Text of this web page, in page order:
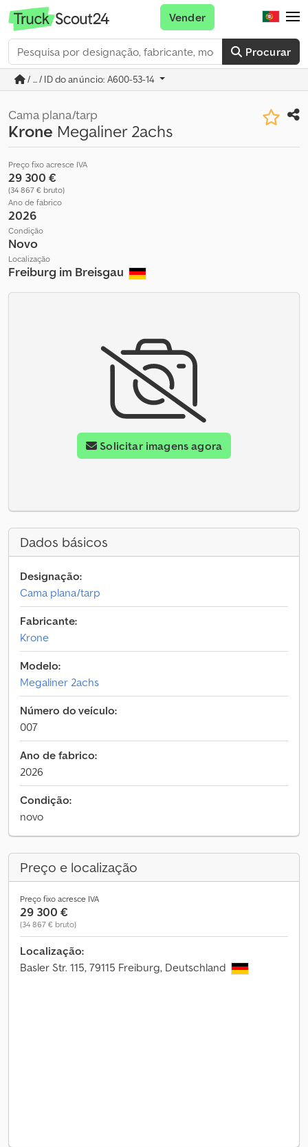
Procurar
Vender
/ ... / ID do anúncio: A600-53-14
Cama plana/tarp
Krone Megaliner 2achs
Preço fixo acresce IVA
29 300 €
(34 867 € bruto)
Ano de fabrico
2026
Condição
Novo
Localização
Freiburg im Breisgau
Solicitar imagens agora
Dados básicos
Designação:
Cama plana/tarp
Fabricante:
Krone
Modelo:
Megaliner 2achs
Número do veículo:
007
Ano de fabrico:
2026
Condição:
novo
Preço e localização
Preço fixo acresce IVA
29 300 €
(34 867 € bruto)
Localização:
Basler Str. 115, 79115 Freiburg, Deutschland